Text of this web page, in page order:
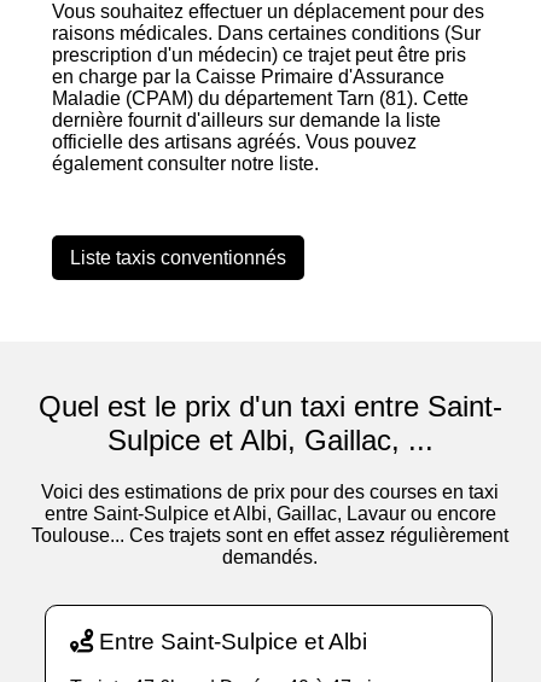
Vous souhaitez effectuer un déplacement pour des
raisons médicales. Dans certaines conditions (Sur
prescription d'un médecin) ce trajet peut être pris
en charge par la Caisse Primaire d'Assurance
Maladie (CPAM) du département Tarn (81). Cette
dernière fournit d'ailleurs sur demande la liste
officielle des artisans agréés. Vous pouvez
également consulter notre liste.
Liste taxis conventionnés
Quel est le prix d'un taxi entre Saint-
Sulpice et Albi, Gaillac, ...
Voici des estimations de prix pour des courses en taxi
entre Saint-Sulpice et Albi, Gaillac, Lavaur ou encore
Toulouse... Ces trajets sont en effet assez régulièrement
demandés.
Entre Saint-Sulpice et Albi